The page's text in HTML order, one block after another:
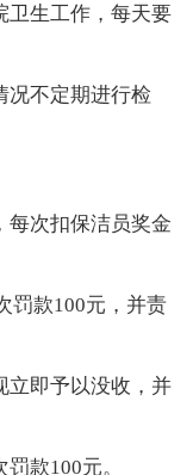
生工作，每天要
不定期进行检
次扣保洁员奖金
款100元，并责
即予以没收，并
款100元。